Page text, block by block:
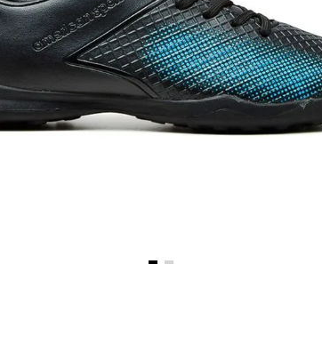
botas dama